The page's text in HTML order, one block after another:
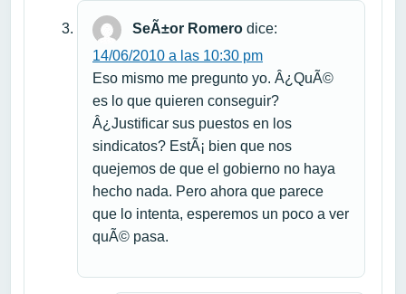
SeÃ±or Romero dice:
14/06/2010 a las 10:30 pm
Eso mismo me pregunto yo. Â¿QuÃ©
es lo que quieren conseguir?
Â¿Justificar sus puestos en los
sindicatos? EstÃ¡ bien que nos
quejemos de que el gobierno no haya
hecho nada. Pero ahora que parece
que lo intenta, esperemos un poco a ver
quÃ© pasa.